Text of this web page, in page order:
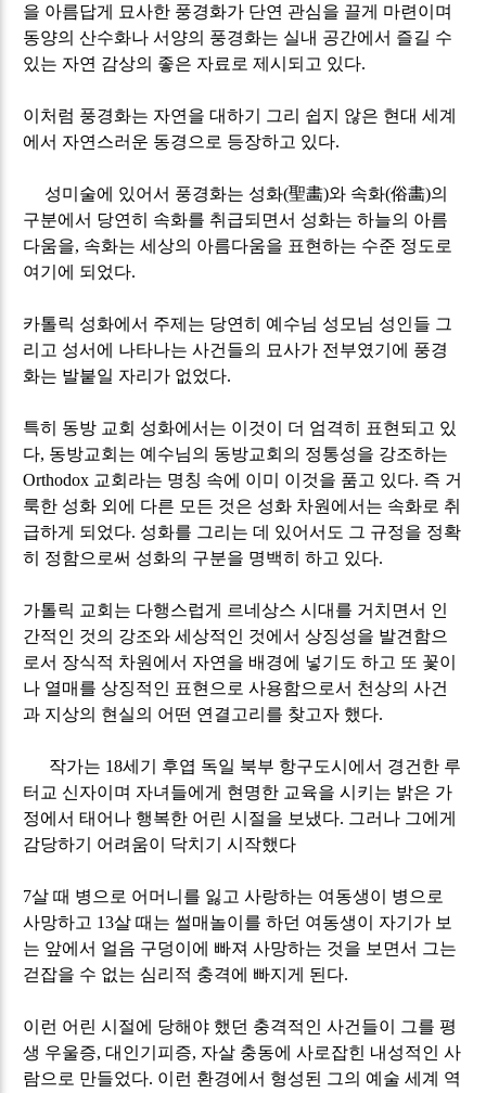
을 아름답게 묘사한 풍경화가 단연 관심을 끌게 마련이며
동양의 산수화나 서양의 풍경화는 실내 공간에서 즐길 수
있는 자연 감상의 좋은 자료로 제시되고 있다.
이처럼 풍경화는 자연을 대하기 그리 쉽지 않은 현대 세계
에서 자연스러운 동경으로 등장하고 있다.
성미술에 있어서 풍경화는 성화(聖畵)와 속화(俗畵)의
구분에서 당연히 속화를 취급되면서 성화는 하늘의 아름
다움을, 속화는 세상의 아름다움을 표현하는 수준 정도로
여기에 되었다.
카톨릭 성화에서 주제는 당연히 예수님 성모님 성인들 그
리고 성서에 나타나는 사건들의 묘사가 전부였기에 풍경
화는 발붙일 자리가 없었다.
특히 동방 교회 성화에서는 이것이 더 엄격히 표현되고 있
다, 동방교회는 예수님의 동방교회의 정통성을 강조하는
Orthodox 교회라는 명칭 속에 이미 이것을 품고 있다. 즉 거
룩한 성화 외에 다른 모든 것은 성화 차원에서는 속화로 취
급하게 되었다. 성화를 그리는 데 있어서도 그 규정을 정확
히 정함으로써 성화의 구분을 명백히 하고 있다.
가톨릭 교회는 다행스럽게 르네상스 시대를 거치면서 인
간적인 것의 강조와 세상적인 것에서 상징성을 발견함으
로서 장식적 차원에서 자연을 배경에 넣기도 하고 또 꽃이
나 열매를 상징적인 표현으로 사용함으로서 천상의 사건
과 지상의 현실의 어떤 연결고리를 찾고자 했다.
작가는 18세기 후엽 독일 북부 항구도시에서 경건한 루
터교 신자이며 자녀들에게 현명한 교육을 시키는 밝은 가
정에서 태어나 행복한 어린 시절을 보냈다. 그러나 그에게
감당하기 어려움이 닥치기 시작했다
7살 때 병으로 어머니를 잃고 사랑하는 여동생이 병으로
사망하고 13살 때는 썰매놀이를 하던 여동생이 자기가 보
는 앞에서 얼음 구덩이에 빠져 사망하는 것을 보면서 그는
걷잡을 수 없는 심리적 충격에 빠지게 된다.
이런 어린 시절에 당해야 했던 충격적인 사건들이 그를 평
생 우울증,대인기피증, 자살 충동에 사로잡힌 내성적인 사
람으로 만들었다. 이런 환경에서 형성된 그의 예술 세계 역